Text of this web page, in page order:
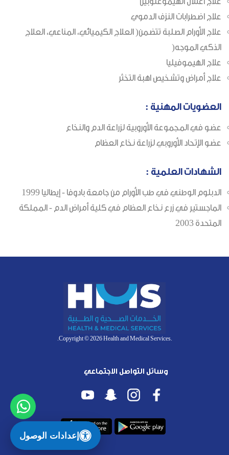
إعدادات الوصول
علاج اضطرابات النزف الدموي
علاج الأورام الصلبة تتضمن( العلاج الكيميائي، المناعي، العلاج
الذكي الموجه(
علاج الهيموفيليا
علاج أمراض وتشخيص اهبة التخثر
العضويات المهنية :
عضو في المجموعة الأوروبية لزراعة الدم والنخاع
عضو الإتحاد الأوروبي لزراعة نخاع العظام
الشهادات العلمية :
الدبلوم الوطني في طب الأورام من جامعة بادوفا - إيطاليا 1999
الماجستير في زرع نخاع العظام في كلية أمراض الدم - المملكة
المتحدة 2003
.Copyright © 2026 Health and Medical Services.
وسائل التواصل الاجتماعي